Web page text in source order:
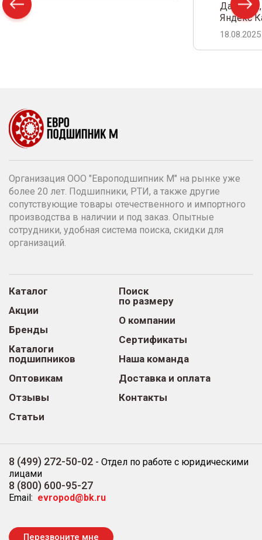
Дамир
Яндекс
18.08.2025
Организация ООО "Европодшипник М" на рынке уже
более 20 лет. Подшипники, РТИ, а также другие
сопутствующие товары отечественного и импортного
производства в наличии и под заказ. Опытные
сотрудники, удобная система поиска, скидки для
организаций.
Каталог
Акции
Бренды
Каталоги
подшипников
Оптовикам
Отзывы
Статьи
Поиск
по размеру
О компании
Сертификаты
Наша команда
Доставка и оплата
Контакты
8 (499) 272-50-02 - Отдел по работе с юридическими
лицами
8 (800) 600-95-27
Email: evropod@bk.ru
Перезвоните мне